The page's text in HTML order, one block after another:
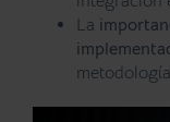
La
metodología.